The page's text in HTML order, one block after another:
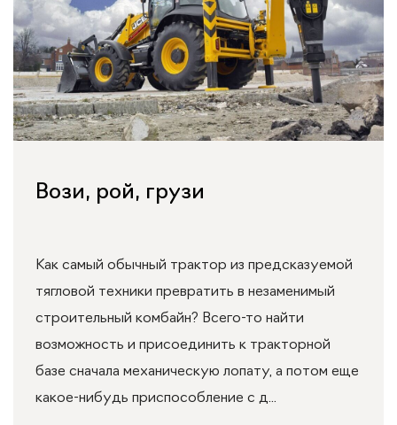
Вози, рой, грузи
Как самый обычный трактор из предсказуемой
тягловой техники превратить в незаменимый
строительный комбайн? Всего-то найти
возможность и присоединить к тракторной
базе сначала механическую лопату, а потом еще
какое-нибудь приспособление с д...